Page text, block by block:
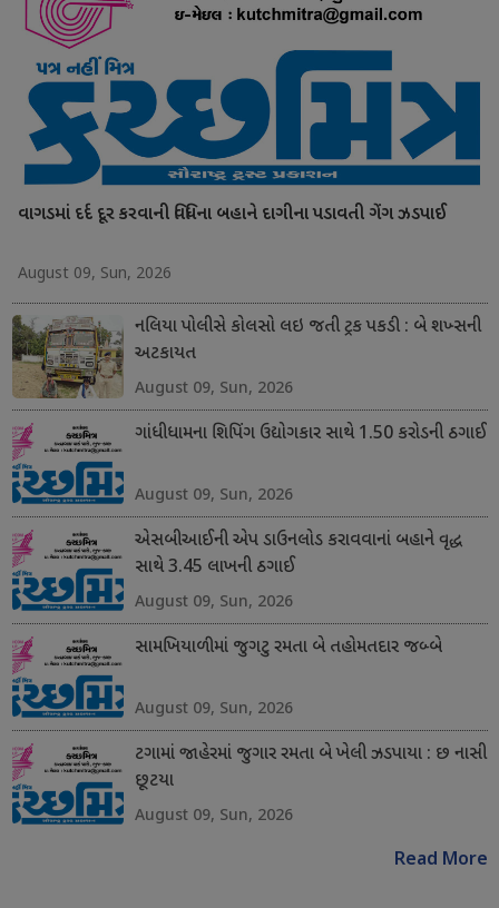
વાગડમાં દર્દ દૂર કરવાની વિધિના બહાને દાગીના પડાવતી ગેંગ ઝડપાઈ
August 09, Sun, 2026
નલિયા પોલીસે કોલસો લઇ જતી ટ્રક પકડી : બે શખ્સની
અટકાયત
August 09, Sun, 2026
ગાંધીધામના શિપિંગ ઉદ્યોગકાર સાથે 1.50 કરોડની ઠગાઈ
August 09, Sun, 2026
એસબીઆઈની એપ ડાઉનલોડ કરાવવાનાં બહાને વૃદ્ધ
સાથે 3.45 લાખની ઠગાઈ
August 09, Sun, 2026
સામખિયાળીમાં જુગટુ રમતા બે તહોમતદાર જબ્બે
August 09, Sun, 2026
ટગામાં જાહેરમાં જુગાર રમતા બે ખેલી ઝડપાયા : છ નાસી
છૂટયા
August 09, Sun, 2026
Read More